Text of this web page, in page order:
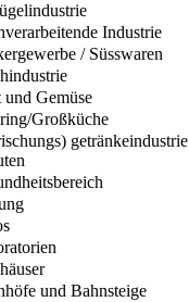
Industrie
/ Süsswaren
und Gemüse
Großküche
getränkeindustrie
und Bahnsteige